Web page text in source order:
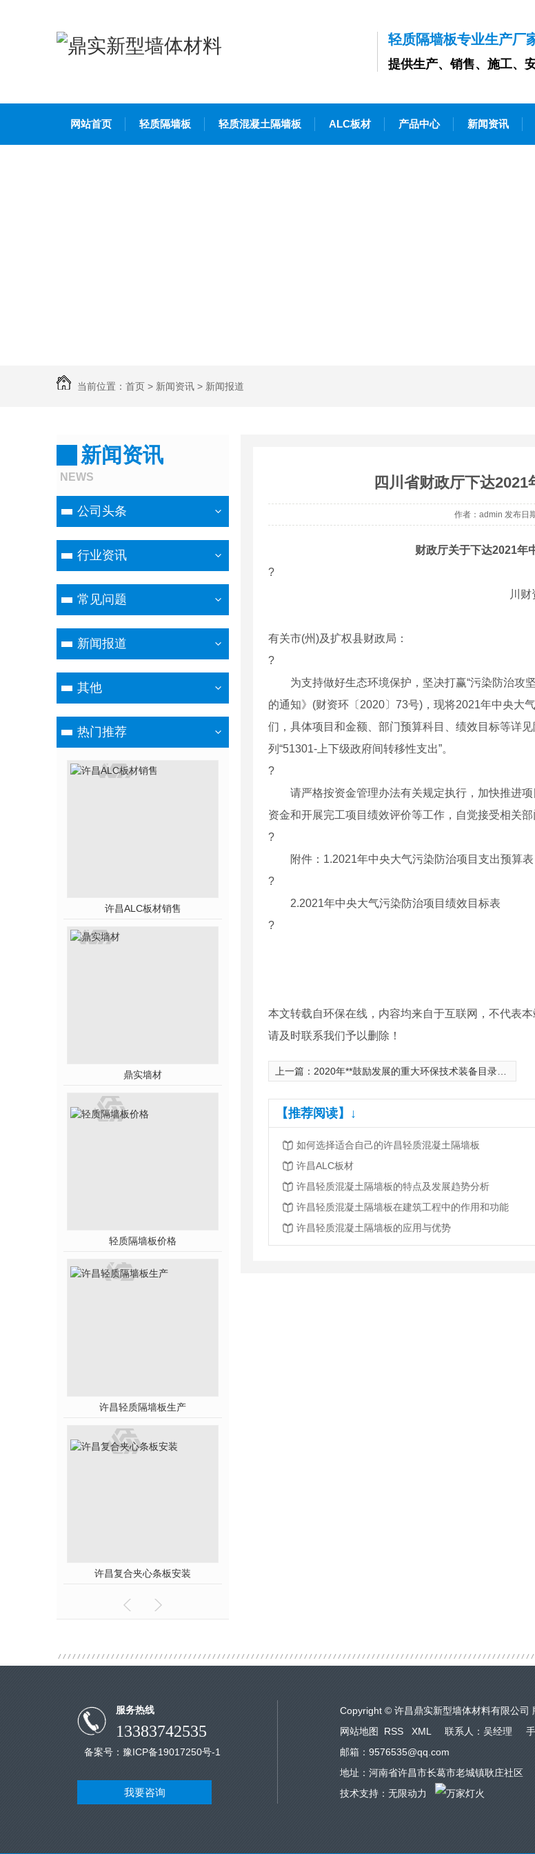
轻质隔墙板专业生产厂
提供生产、销售、施工、
网站首页 轻质隔墙板 轻质混凝土隔墙板 ALC板材 产品中心 新闻资讯
当前位置： 首页 > 新闻资讯 > 新闻报道
新闻资讯
NEWS
公司头条
行业资讯
常见问题
新闻报道
其他
热门推荐
许昌ALC板材销售
鼎实墙材
轻质隔墙板价格
许昌轻质隔墙板生产
许昌复合夹心条板安装
四川省财政厅下达
作者：admin 发布日
财政厅关于下达2021年
?
川财资
有关市(州)及扩权县财政局：
?
为支持做好生态环境保护，坚决打赢“污染防治攻
的通知》(财资环〔2020〕73号)，现将2021年中央大
们，具体项目和金额、部门预算科目、绩效目标等详
列“51301-上下级政府间转移性支出”。
?
请严格按资金管理办法有关规定执行，加快推进项
资金和开展完工项目绩效评价等工作，自觉接受相关部
?
附件：1.2021年中央大气污染防治项目支出预算表
?
2.2021年中央大气污染防治项目绩效目标表
?
本文转载自环保在线，内容均来自于互联网，不代表
请及时联系我们予以删除！
上一篇： 2020年**鼓励发展的重大环保技术装备目录供需对接指南之七:工业废水处理（石化行业）
【推荐阅读】↓
如何选择适合自己的许昌轻质混凝土隔墙板
许昌ALC板材
许昌轻质混凝土隔墙板的特点及发展趋势分析
许昌轻质混凝土隔墙板在建筑工程中的作用和功能
许昌轻质混凝土隔墙板的应用与优势
服务热线
13383742535
备案号： 豫ICP备19017250号-1
我要咨询
Copyright © 许昌鼎实新型墙体材料有限公司
网站地图
RSS XML
联系人：吴经理 手
邮箱：9576535@qq.com
地址：河南省许昌市长葛市老城镇耿庄社区
技术支持： 无限动力